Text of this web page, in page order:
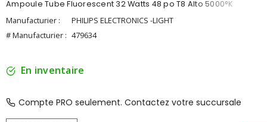
Ampoule Tube Fluorescent 32 Watts 48 po T8 Alto 5000°K
Manufacturier :
PHILIPS ELECTRONICS -LIGHT
# Manufacturier : 479634
En inventaire
Compte PRO seulement. Contactez votre succursale